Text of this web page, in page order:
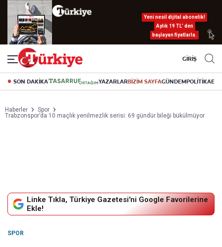
Yeni nesil dijital abonelik!
Aylık 19 TL’ den
başlayan fiyatlarla.
GİRİŞ
SON DAKİKA YAZARLARBİZİM SAYFAGÜNDEMPOLİTİKA
Haberler
Spor
Trabzonspor’da 10 maçlık yenilmezlik serisi: 69 gündür bileği bükülmüyor
Linke Tıkla, Türkiye Gazetesi'ni Google Favorilerine
Ekle!
SPOR